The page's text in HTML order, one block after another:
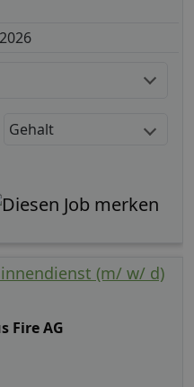
Gehalt
(m/ w/ d)
Fire AG